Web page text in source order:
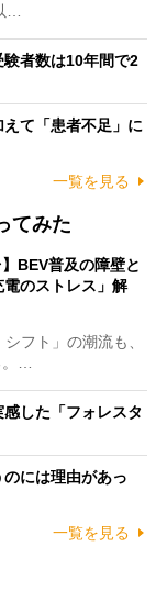
…
験者数は10年間で2
えて「患者不足」に
一覧を見る
てみた
BEV普及の障壁と
のストレス」解
フト」の潮流も、
…
した「フォレスタ
には理由があっ
一覧を見る